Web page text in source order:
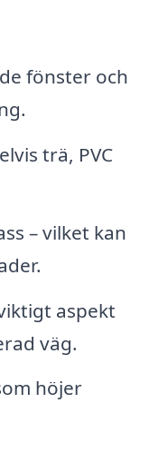
fönster och
trä, PVC
– vilket kan
aspekt
väg.
höjer